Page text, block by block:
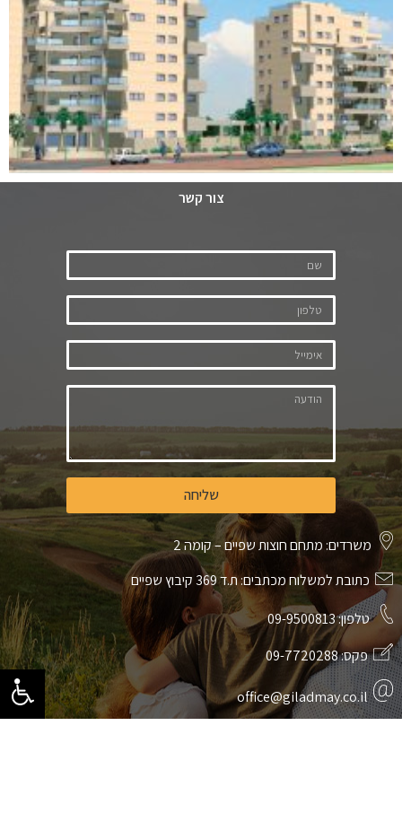
צור קשר
שליחה
משרדים: מתחם חוצות שפיים – קומה 2
כתובת למשלוח מכתבים: ת.ד 369 קיבוץ שפיים
טלפון:09-9500813
פקס:09-7720288
office@giladmay.co.il